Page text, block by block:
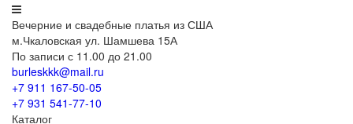
Вечерние и свадебные платья из США
м.Чкаловская ул. Шамшева 15А
По записи с 11.00 до 21.00
burleskkk@mail.ru
+7 911 167-50-05
+7 931 541-77-10
Каталог